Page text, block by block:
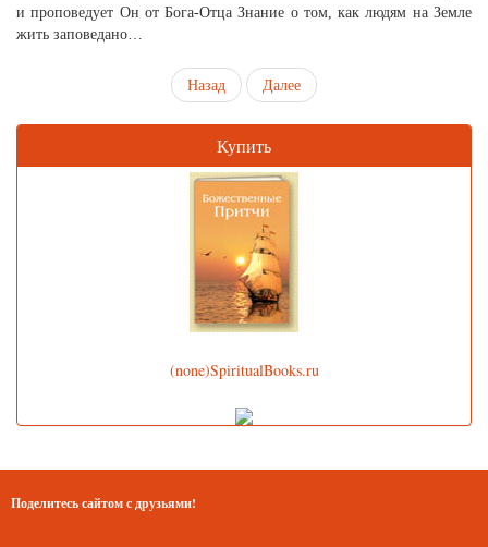
и проповедует Он от Бога-Отца Знание о том, как людям на Земле
жить заповедано…
Назад Далее
Купить
(none)SpiritualBooks.ru
Поделитесь сайтом с друзьями!